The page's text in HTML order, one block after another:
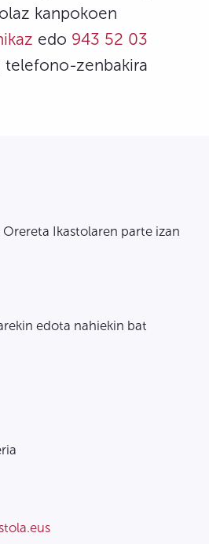
kanpokoen
edo 943 52 03
telefono-zenbakira
Ikastolaren parte izan
edota nahiekin bat